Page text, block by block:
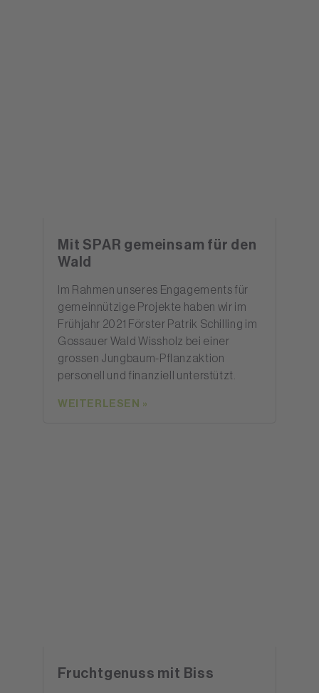
Mit SPAR gemeinsam für den
Wald
Im Rahmen unseres Engagements für
gemeinnützige Projekte haben wir im
Frühjahr 2021 Förster Patrik Schilling im
Gossauer Wald Wissholz bei einer
grossen Jungbaum-Pflanzaktion
personell und finanziell unterstützt.
WEITERLESEN »
Fruchtgenuss mit Biss